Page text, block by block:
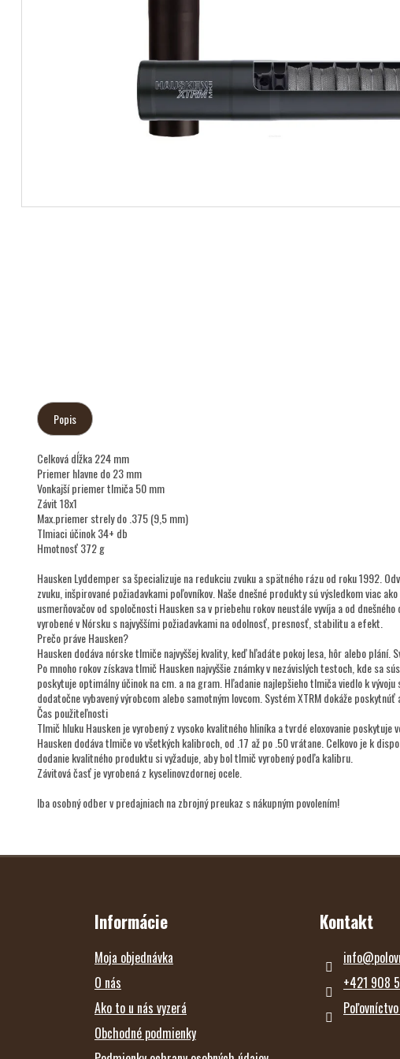
Popis
Celková dĺžka 224 mm
Priemer hlavne do 23 mm
Vonkajší priemer tlmiča 50 mm
Závit 18x1
Max.priemer strely do .375 (9,5 mm)
Tlmiaci účinok 34+ db
Hmotnosť 372 g
Hausken Lyddemper sa špecializuje na redukciu zvuku a spätného rázu od roku 1992.
zvuku, inšpirované požiadavkami poľovníkov. Naše dnešné produkty sú výsledkom viac
usmerňovačov od spoločnosti Hausken sa v priebehu rokov neustále vyvíja a od
vyrobené v Nórsku s najvyššími požiadavkami na odolnosť, presnosť, stabilitu a efekt.
Prečo práve Hausken?
Hausken dodáva nórske tlmiče najvyššej kvality, keď hľadáte pokoj lesa, hôr alebo plání.
Po mnoho rokov získava tlmič Hausken najvyššie známky v nezávislých testoch, kde sa
poskytuje optimálny účinok na cm. a na gram. Hľadanie najlepšieho tlmiča viedlo k
dodatočne vybavený výrobcom alebo samotným lovcom. Systém XTRM dokáže
Čas použiteľnosti
Tlmič hluku Hausken je vyrobený z vysoko kvalitného hliníka a tvrdé eloxovanie poskytuje
Hausken dodáva tlmiče vo všetkých kalibroch, od .17 až po .50 vrátane. Celkovo je k
dodanie kvalitného produktu si vyžaduje, aby bol tlmič vyrobený podľa kalibru.
Závitová časť je vyrobená z kyselinovzdornej ocele.
Iba osobný odber v predajniach na zbrojný preukaz s nákupným povolením!
Z
Informácie
Moja objednávka
O nás
Ako to u nás vyzerá
Obchodné podmienky
Kontakt
info@
+421 908